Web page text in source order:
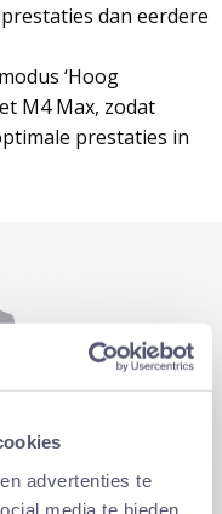
advertenties te
media te bieden
dan eerdere
‘Hoog
M4 Max, zodat
prestaties in